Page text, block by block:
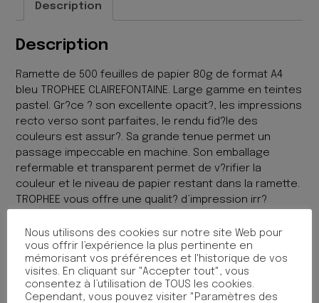
PALEDescription
Description
Ramette de 500 feuilles de papier 80g de format A4
bleu TROPHEE CLAIREFONTAINE. Large gamme en teintes
pastel. Gr?ce ? son excellente opacit?, les impressions
recto verso sont parfaites, le rendu fid?le des
couleurs est assur?. Sa grande tenue permet un
passage impeccable en machine. Son emballage
refermable et transparent permet de v?rifier la
couleur et le niveau de papier restant dans la ramette.
TROPHEE vous offre une qualit? d’impression irr?
homog?ne garantit un passage en copieur sans
bourrage.
Produits similaires
Nous utilisons des cookies sur notre site Web pour
vous offrir l’expérience la plus pertinente en
mémorisant vos préférences et l'historique de vos
visites. En cliquant sur "Accepter tout", vous
consentez à l’utilisation de TOUS les cookies.
Cependant, vous pouvez visiter "Paramètres des